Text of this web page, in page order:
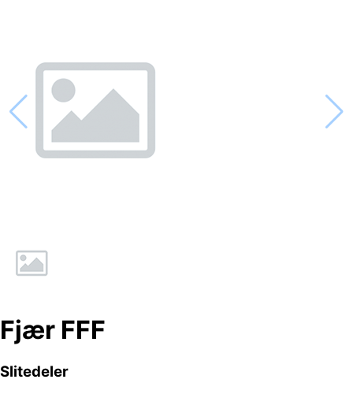
Fjær FFF
Slitedeler